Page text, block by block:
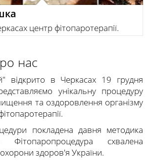
центр фітопаротерапії.
нас
відкрито в Черкасах 19 грудня
унікальну процедуру
та оздоровлення організму
покладена давня методика
Фітопаропроцедура схвалена
здоров'я України.